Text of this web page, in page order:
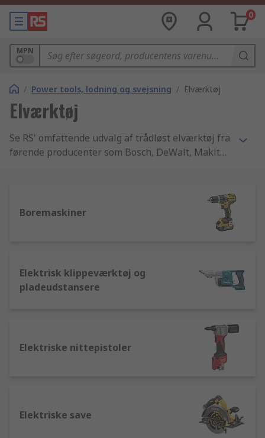
0
MPN
/ Power tools, lodning og svejsning / Elværktøj
Elværktøj
Se RS' omfattende udvalg af trådløst elværktøj fra
førende producenter som Bosch, DeWalt, Makita
SDS bor til rundsave og alt derimellem med et
stort udvalg af batteriopladere, spændinger og
hastigheder. Vi kan levere alt, hvad du skal bruge
Boremaskiner
Elektrisk klippeværktøj og
pladeudstansere
Elektriske nittepistoler
Elektriske save